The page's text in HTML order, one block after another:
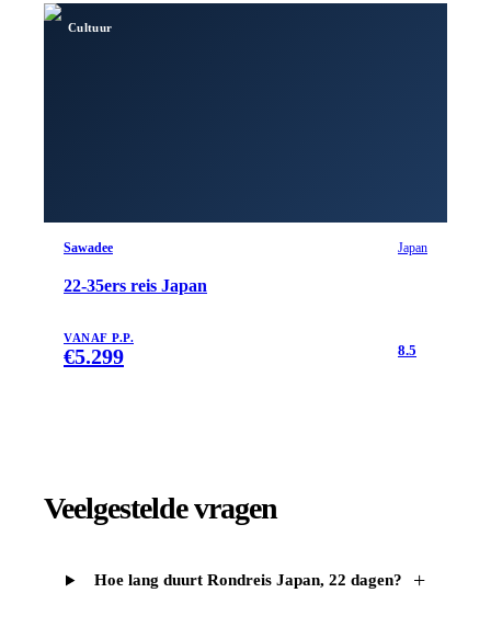
Cultuur
Sawadee Japan
22-35ers reis Japan
VANAF P.P.
€5.299 8.5
Veelgestelde vragen
Hoe lang duurt Rondreis Japan, 22 dagen? +